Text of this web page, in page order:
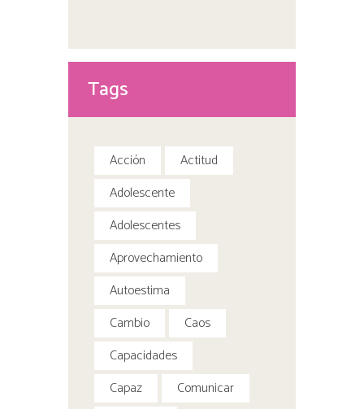
Tags
Acción
Actitud
Adolescente
Adolescentes
Aprovechamiento
Autoestima
Cambio
Caos
Capacidades
Capaz
Comunicar